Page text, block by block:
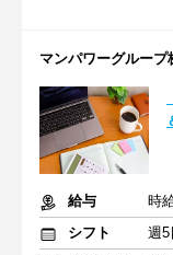
マンパワーグループ
給与
時
シフト
週5